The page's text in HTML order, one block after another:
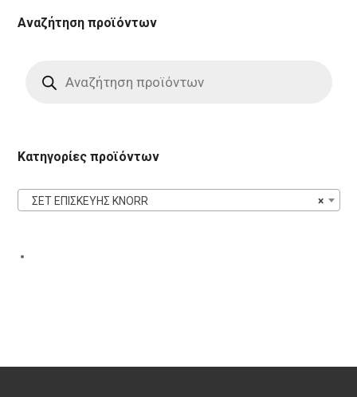
Αναζήτηση προϊόντων
search
Κατηγορίες προϊόντων
×
ΣΕΤ ΕΠΙΣΚΕΥΗΣ KNORR